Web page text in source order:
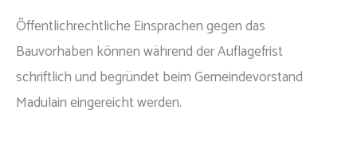
Öffentlichrechtliche Einsprachen gegen das
Bauvorhaben können während der Auflagefrist
schriftlich und begründet beim Gemeindevorstand
Madulain eingereicht werden.